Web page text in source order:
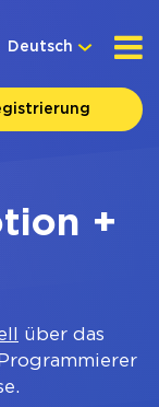
Deutsch
+
über das